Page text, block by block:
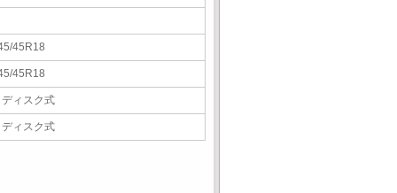
45R18
45R18
ィスク式
ィスク式